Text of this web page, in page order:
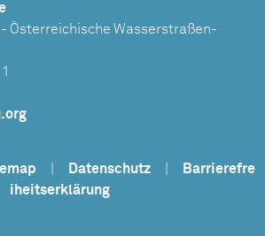
Österreichische Wasserstraßen-
Datenschutz
Barrierefre
iheitserklärung